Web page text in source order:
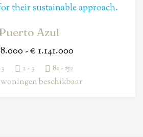
Azul
- € 1.141.000
2 - 3 81 - 152
woningen beschikbaar